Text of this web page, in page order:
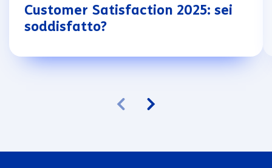
Customer Satisfaction 2025: sei
soddisfatto?